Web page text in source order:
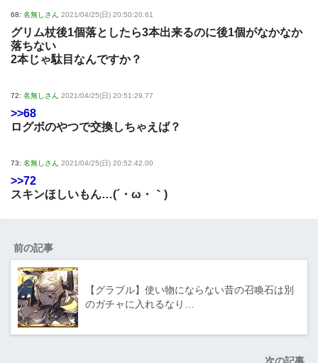
68: 名無しさん 2021/04/25(日) 20:50:20.61
グリム杖後1個落としたら3本出来るのに後1個がなかなか
落ちない
2本じゃ駄目なんですか？
72: 名無しさん 2021/04/25(日) 20:51:29.77
>>68
ログボのやつで交換しちゃえば？
73: 名無しさん 2021/04/25(日) 20:52:42.00
>>72
スキンほしいもん…(´・ω・｀)
前の記事
【グラブル】使い物にならない昔の召喚石は別
のガチャに入れるなり…